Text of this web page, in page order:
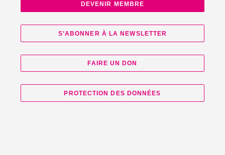
DEVENIR MEMBRE
S’ABONNER À LA NEWSLETTER
FAIRE UN DON
PROTECTION DES DONNÉES